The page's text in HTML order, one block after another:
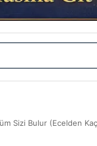
Sizi Bulur (Ecelden